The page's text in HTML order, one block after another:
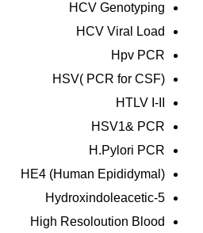
HCV Genotyping
HCV Viral Load
Hpv PCR
HSV( PCR for CSF)
HTLV I-II
HSV1& PCR
H.Pylori PCR
HE4 (Human Epididymal)
5-Hydroxindoleacetic
High Resoloution Blood